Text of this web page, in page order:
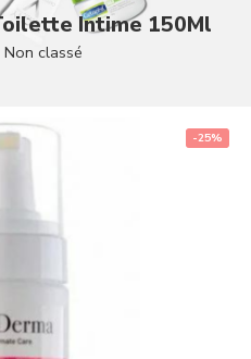
Intime 150Ml
Non classé
-25%